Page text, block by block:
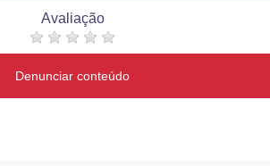
Avaliação
Denunciar conteúdo